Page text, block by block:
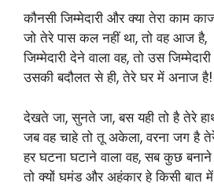
कौनसी जिम्मेदारी और क्या तेरा काम
जो तेरे पास कल नहीं था, तो वह आज है,
जिम्मेदारी देने वाला वह, तो उस
उसकी बदौलत से ही, तेरे घर में अनाज है!
देखते जा, सुनते जा, बस यही तो है तेरे
जब वह चाहे तो तू अकेला, वरना जग है
हर घटना घटाने वाला वह, सब कुछ बनाने
तो क्यों घमंड और अहंकार हे किसी बात